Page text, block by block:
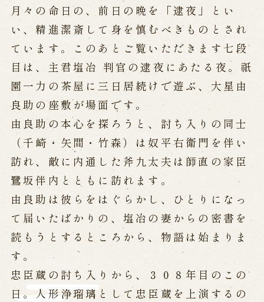
月々の命日の、前日の晩を「逮夜」とい
い、精進潔斎して身を慎むべきものとされ
ています。このあとご覧いただきます七段
目は、主君塩冶 判官の逮夜にあたる夜。祇
園一力の茶屋に三日居続けで遊ぶ、大星由
良助の座敷が場面です。
由良助の本心を探ろうと、討ち入りの同士
（千崎・矢間・竹森）は奴平右衛門を伴い
訪れ、敵に内通した斧九太夫は師直の家臣
鷺坂伴内とともに訪れます。
由良助は彼らをはぐらかし、ひとりになっ
て届いたばかりの、塩冶の妻からの密書を
読もうとするところから、物語は始まりま
す。
忠臣蔵の討ち入りから、３０８年目のこの
日。人形浄瑠璃として忠臣蔵を上演するの